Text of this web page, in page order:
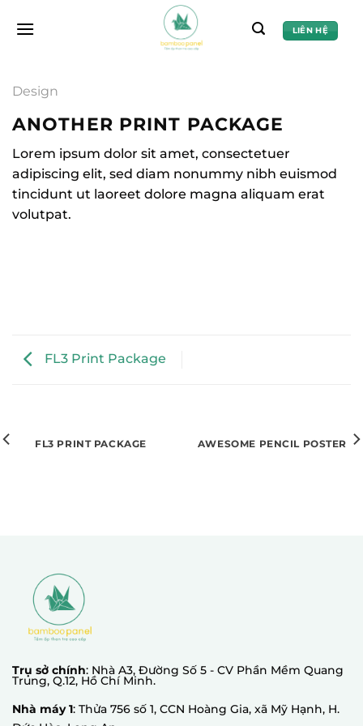
đến
LIÊN HỆ
Design
ANOTHER PRINT PACKAGE
Lorem ipsum dolor sit amet, consectetuer
adipiscing elit, sed diam nonummy nibh euismod
tincidunt ut laoreet dolore magna aliquam erat
volutpat.
FL3 Print Package
FL3 PRINT PACKAGE AWESOME PENCIL POSTER
Trụ sở chính: Nhà A3, Đường Số 5 - CV Phần Mềm Quang
Trung, Q.12, Hồ Chí Minh.
Nhà máy 1: Thửa 756 số 1, CCN Hoàng Gia, xã Mỹ Hạnh, H.